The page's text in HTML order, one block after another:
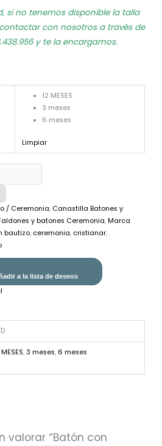
si no tenemos disponible la talla
con nosotros a través de
y te la encargamos.
12 MESES
3 meses
6 meses
Limpiar
/ Ceremonia, Canastilla Batones y
y batones Ceremonia, Marca
bautizo, ceremonia, cristianar,
a la lista de deseos
, 3 meses, 6 meses
valorar “Batón con